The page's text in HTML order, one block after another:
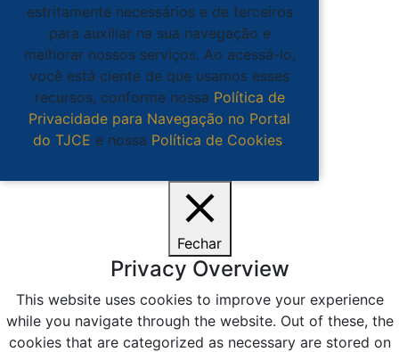
estritamente necessários e de terceiros
para auxiliar na sua navegação e
melhorar nossos serviços. Ao acessá-lo,
você está ciente de que usamos esses
recursos, conforme nossa Política de
Privacidade para Navegação no Portal
do TJCE e nossa Política de Cookies.
Fechar
Privacy Overview
This website uses cookies to improve your experience
while you navigate through the website. Out of these, the
cookies that are categorized as necessary are stored on